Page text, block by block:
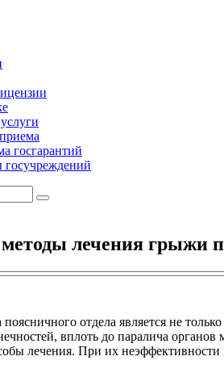
госгарантий
госучреждений
лечения грыжи
отдела является не
вплоть до паралича органов
лечения. При их